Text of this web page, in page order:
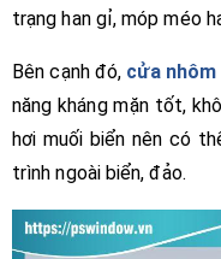
trạng han gỉ, móp méo
Bên cạnh đó, cửa
năng kháng mặn tốt,
hơi muối biển nên có
trình ngoài biển, đảo.